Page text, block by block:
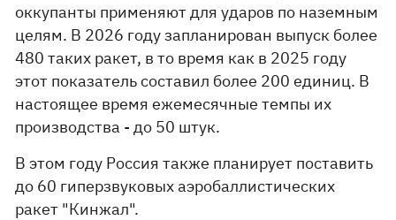
оккупанты применяют для ударов по наземным
целям. В 2026 году запланирован выпуск более
480 таких ракет, в то время как в 2025 году
этот показатель составил более 200 единиц. В
настоящее время ежемесячные темпы их
производства - до 50 штук.
В этом году Россия также планирует поставить
до 60 гиперзвуковых аэробаллистических
ракет "Кинжал".